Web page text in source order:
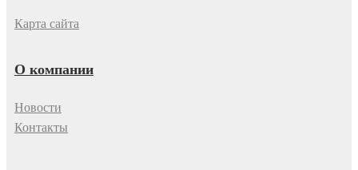
Карта сайта
О компании
Новости
Контакты